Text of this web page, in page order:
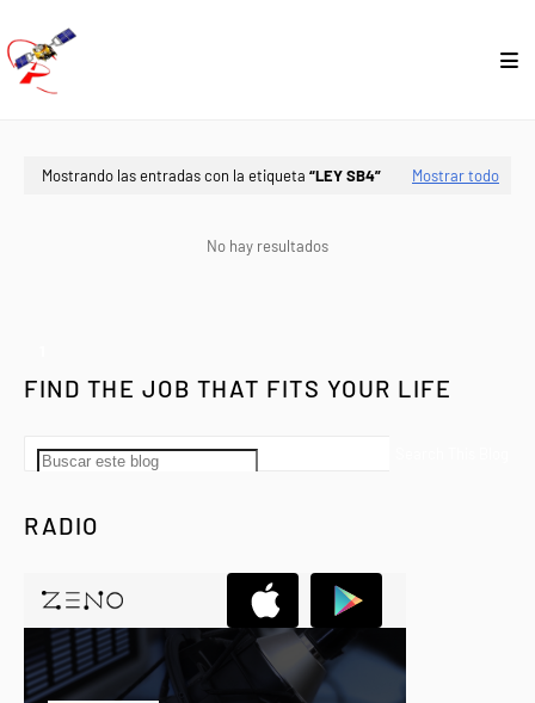
Mostrando las entradas con la etiqueta LEY SB4 Mostrar todo
No hay resultados
FIND THE JOB THAT FITS YOUR LIFE
RADIO